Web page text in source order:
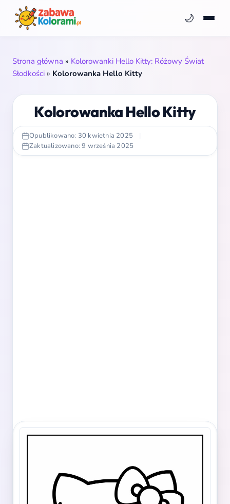
🌙
Strona główna » Kolorowanki Hello Kitty: Różowy Świat
Słodkości » Kolorowanka Hello Kitty
Kolorowanka Hello Kitty
Opublikowano: 30 kwietnia 2025
|
Zaktualizowano: 9 września 2025